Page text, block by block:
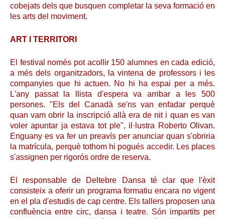
cobejats dels que busquen completar la seva formació en
les arts del moviment.
ART I TERRITORI
El festival només pot acollir 150 alumnes en cada edició,
a més dels organitzadors, la vintena de professors i les
companyies que hi actuen. No hi ha espai per a més.
L'any passat la llista d'espera va arribar a les 500
persones. "Els del Canadà se'ns van enfadar perquè
quan vam obrir la inscripció allà era de nit i quan es van
voler apuntar ja estava tot ple", il·lustra Roberto Olivan.
Enguany es va fer un preavís per anunciar quan s'obriria
la matrícula, perquè tothom hi pogués accedir. Les places
s'assignen per rigorós ordre de reserva.
El responsable de Deltebre Dansa té clar que l'èxit
consisteix a oferir un programa formatiu encara no vigent
en el pla d'estudis de cap centre. Els tallers proposen una
confluència entre circ, dansa i teatre. Són impartits per